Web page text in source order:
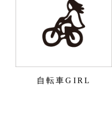
自転車GIRL